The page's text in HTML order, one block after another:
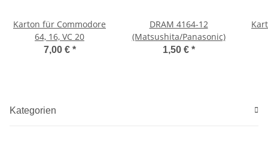
Karton für Commodore
64, 16, VC 20
7,00 € *
DRAM 4164-12
(Matsushita/Panasonic)
1,50 € *
Kategorien